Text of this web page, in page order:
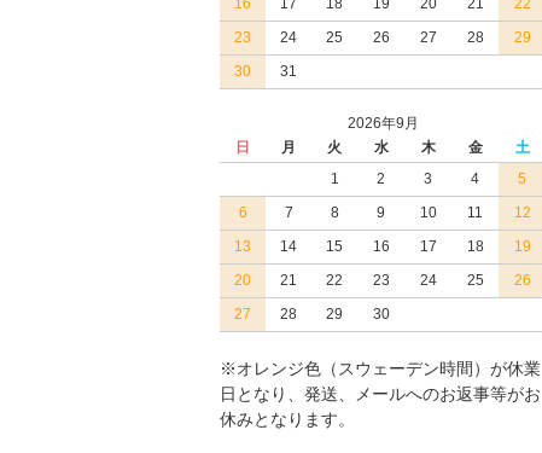
16
17 18 19 20 21
22
23
24 25 26 27 28
29
30
31
2026年9月
日
月 火 水 木 金
土
1
2 3 4
5
6
7 8 9 10 11
12
13
14 15 16 17 18
19
20
21 22 23 24 25
26
27
28 29 30
※オレンジ色（スウェーデン時間）が休業
日となり、発送、メールへのお返事等がお
休みとなります。